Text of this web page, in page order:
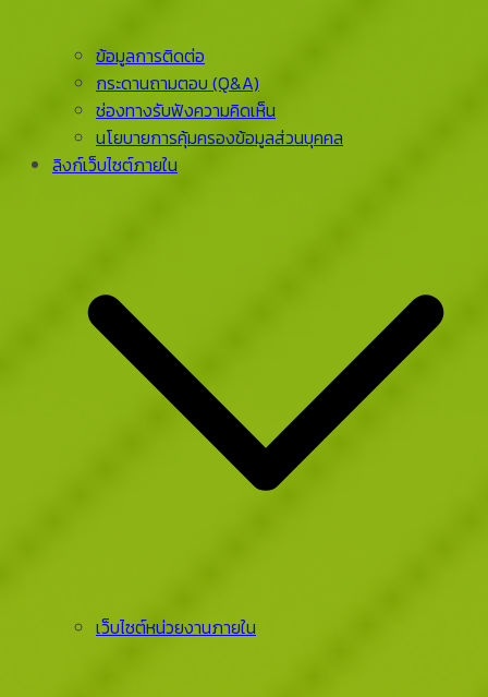
ข้อมูลการติดต่อ
กระดานถามตอบ (Q&A)
ช่องทางรับฟังความคิดเห็น
นโยบายการคุ้มครองข้อมูลส่วนบุคคล
ลิงก์เว็บไซต์ภายใน
เว็บไซต์หน่วยงานภายใน